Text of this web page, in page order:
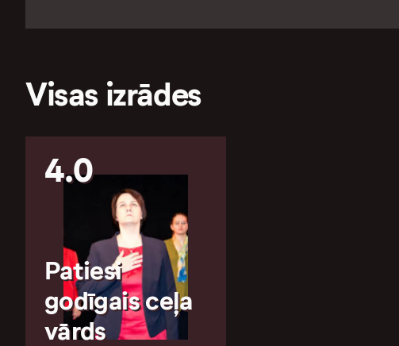
Visas izrādes
4.0
Patiesi
godīgais ceļa
vārds